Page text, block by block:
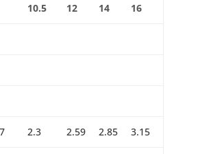
10.5 12 14 16
2.3 2.59 2.85 3.15